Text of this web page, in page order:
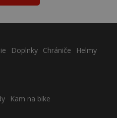
Doplnky Chrániče
Helmy
Kam na bike